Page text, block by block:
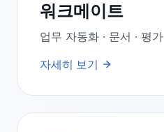
워크메이트
업무 자동화 · 문서 · 평가
자세히 보기